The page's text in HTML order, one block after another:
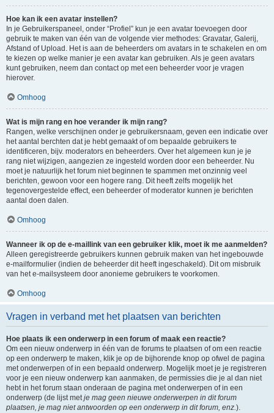
Hoe kan ik een avatar instellen?
In je Gebruikerspaneel, onder “Profiel” kun je een avatar toevoegen door
gebruik te maken van één van de volgende vier methodes: Gravatar, Galerij,
Afstand of Upload. Het is aan de beheerders om avatars in te schakelen en om
te kiezen op welke manier je een avatar kan gebruiken. Als je geen avatars
kunt gebruiken, neem dan contact op met een beheerder voor je vragen
hierover.
Omhoog
Wat is mijn rang en hoe verander ik mijn rang?
Rangen, welke verschijnen onder je gebruikersnaam, geven een indicatie over
het aantal berchten dat je hebt gemaakt of om bepaalde gebruikers te
identificeren, bijv. moderators en beheerders. Over het algemeen kun je je
rang niet wijzigen, aangezien ze ingesteld worden door een beheerder. Nu
moet je natuurlijk het forum niet beginnen te spammen met onzinnig veel
berichten, gewoon voor een hogere rang. Dit heeft zelfs mogelijk het
tegenovergestelde effect, een beheerder of moderator kunnen je berichten
aantal doen dalen.
Omhoog
Wanneer ik op de e-maillink van een gebruiker klik, moet ik me aanmelden?
Alleen geregistreerde gebruikers kunnen gebruik maken van het ingebouwde
e-mailformulier (indien de beheerder dit heeft ingeschakeld). Dit om misbruik
van het e-mailsysteem door anonieme gebruikers te voorkomen.
Omhoog
Vragen in verband met het plaatsen van berichten
Hoe plaats ik een onderwerp in een forum of maak een reactie?
Om een nieuw onderwerp in één van de forums te plaatsen of om een reactie
op een onderwerp te maken, klik je op de bijhorende knop op ofwel de pagina
met onderwerpen of in een bepaald onderwerp. Mogelijk moet je je registreren
voor je een nieuw onderwerp kan aanmaken, de permissies die je al dan niet
hebt in het forum staan onderaan de pagina met onderwerpen of in een
onderwerp (de lijst metje mag geen nieuwe onderwerpen in dit forum
plaatsen, je mag niet antwoorden op een onderwerp in dit forum, enz.).